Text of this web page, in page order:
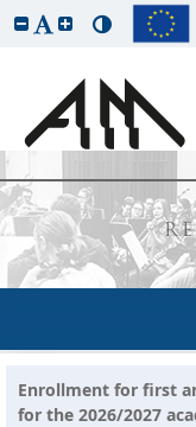
Enrollment for first
for the 2026/2027